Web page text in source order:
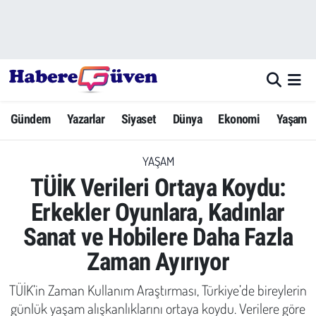
Gündem Yazarlar Siyaset Dünya Ekonomi Yaşam
YAŞAM
TÜİK Verileri Ortaya Koydu:
Erkekler Oyunlara, Kadınlar
Sanat ve Hobilere Daha Fazla
Zaman Ayırıyor
TÜİK’in Zaman Kullanım Araştırması, Türkiye’de bireylerin
günlük yaşam alışkanlıklarını ortaya koydu. Verilere göre
Yazarlar
Dünya
Ekonomi
Yaşam
Yerel Haberler
Eğitim
Hava Durumu
Trafik Durumu
Süper Lig Puan Durumu ve Fikstür
Tüm Manşetler
Son Dakika Haberleri
Haber Arşivi